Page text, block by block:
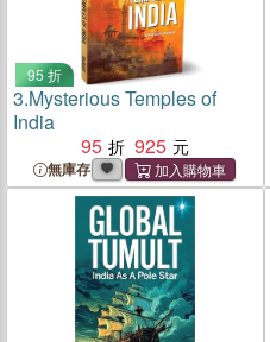
95 折
3.Mysterious Temples of
India
95
925
無庫存